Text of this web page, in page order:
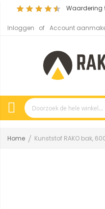
Waardering
Inloggen Account
Home Kunststof RAKO bak,